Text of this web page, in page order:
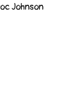
Johnson